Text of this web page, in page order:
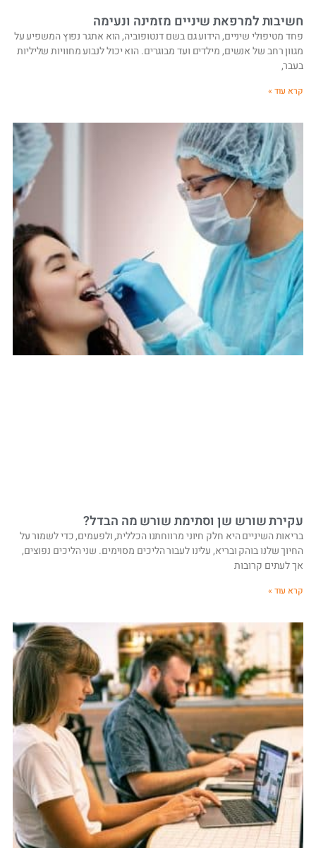
חשיבות למרפאת שיניים מזמינה ונעימה
פחד מטיפולי שיניים, הידוע גם בשם דנטופוביה, הוא אתגר נפוץ המשפיע על
מגוון רחב של אנשים, מילדים ועד מבוגרים. הוא יכול לנבוע מחוויות שליליות
בעבר,
קרא עוד »
עקירת שורש שן וסתימת שורש מה הבדל?
בריאות השיניים היא חלק חיוני מרווחתנו הכללית, ולפעמים, כדי לשמור על
החיוך שלנו בוהק ובריא, עלינו לעבור הליכים מסוימים. שני הליכים נפוצים,
אך לעתים קרובות
קרא עוד »